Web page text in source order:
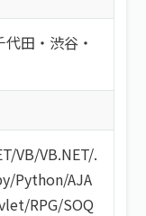
田・渋谷・
/VB/VB.NET/.
/Python/AJA
/RPG/SOQ